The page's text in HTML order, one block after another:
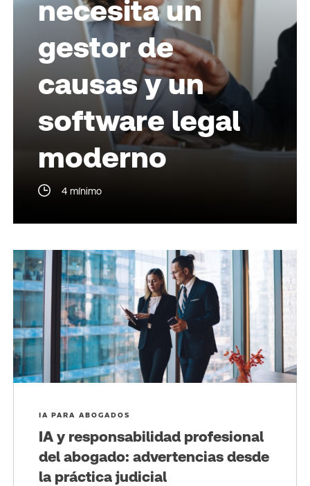
necesita un
gestor de
causas y un
software legal
moderno
4 mínimo
IA PARA ABOGADOS
IA y responsabilidad profesional
del abogado: advertencias desde
la práctica judicial